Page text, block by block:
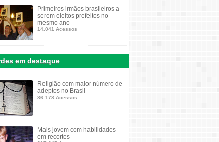
Primeiros irmãos brasileiros a
serem eleitos prefeitos no
mesmo ano
14.041 Acessos
em destaque
Religião com maior número de
adeptos no Brasil
86.178 Acessos
Mais jovem com habilidades
em recortes